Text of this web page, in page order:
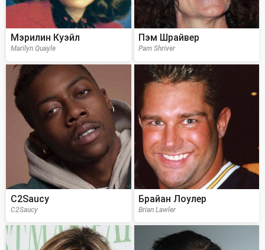
Мэрилин Куэйл
Marilyn Quayle
Пэм Шрайвер
Pam Shriver
C2Saucy
C2Saucy
Брайан Лоулер
Brian Lawler